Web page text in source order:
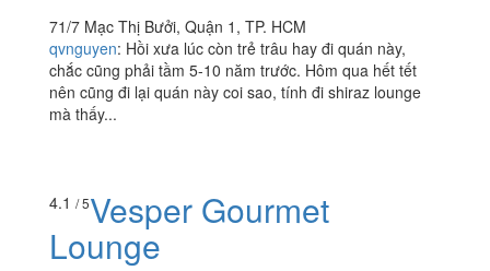
71/7 Mạc Thị Bưởi, Quận 1, TP. HCM
qvnguyen: Hồi xưa lúc còn trẻ trâu hay đi quán này,
chắc cũng phải tầm 5-10 năm trước. Hôm qua hết tết
nên cũng đi lại quán này coi sao, tính đi shiraz lounge
mà thấy...
4.1 / 5Vesper Gourmet
Lounge